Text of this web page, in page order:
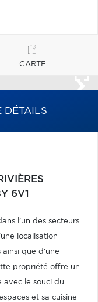
CARTE
DÉTAILS
6V1
l'un des secteurs
localisation
ainsi que d'une
propriété offre un
avec le souci du
et sa cuisine